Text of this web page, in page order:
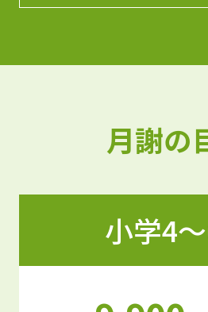
月謝の
小学4